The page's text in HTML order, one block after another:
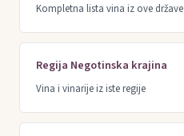
Kompletna lista vina iz ove države
Regija Negotinska krajina
Vina i vinarije iz iste regije